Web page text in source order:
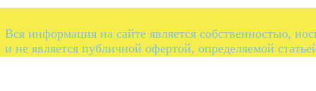
Вся информация на сайте является собственностью,
и не является публичной офертой, определяемой